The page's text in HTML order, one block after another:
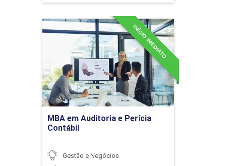
10h
Aspectos Contábeis do Sistema
Tributário Brasileiro
MBA em Auditoria e Perícia
Contábil
INÍCIO IMEDIATO
Gestão e Negócios
MBA em Auditoria e Perícia
Contábil
Detalhes do curso
Ir para Inscrição